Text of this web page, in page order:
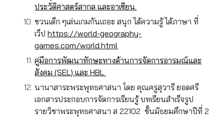
ประวัติศาสตร์สากล และอาเซียน.
ชวนเด็ก ๆเล่นเกมกันเถอะ สนุก ได้ความรู้ ได้ภาษา ที่
เว็ปhttps://world-geography-
games.com/world.html
คู่มือการพัฒนาทักษะทางด้านการจัดการอารมณ์และ
สังคม (SEL) และ HBL
นานาสาระพระพุทธศาสนา โดย คุณครูสุวารี ยอดศรี
เอกสารประกอบการจัดการเรียนรู้ บทเรียนสำเร็จรูป
รายวิชาพระพุทธศาสนา ส 22102 ชั้นมัธยมศึกษาปีที่ 2